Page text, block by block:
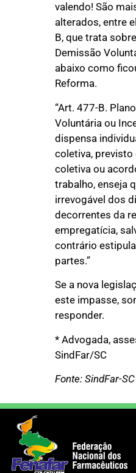
valendo! São
alterados, entre
B, que trata
Demissão
abaixo como
Reforma.
“Art. 477-B.
Voluntária ou
dispensa
coletiva, previsto
coletiva ou
trabalho, enseja
irrevogável dos
decorrentes da
empregatícia,
contrário
partes.”
Se a nova
este impasse,
responder.
* Advogada,
SindFar/SC
Fonte: SindFar-SC